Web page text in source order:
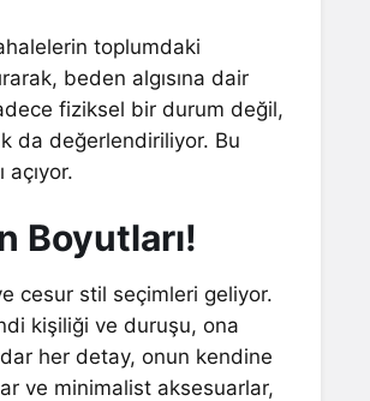
toplumdaki
beden algısına dair
fiziksel bir durum değil,
da değerlendiriliyor. Bu
Boyutları!
cesur stil seçimleri geliyor.
kişiliği ve duruşu, ona
her detay, onun kendine
ve minimalist aksesuarlar,